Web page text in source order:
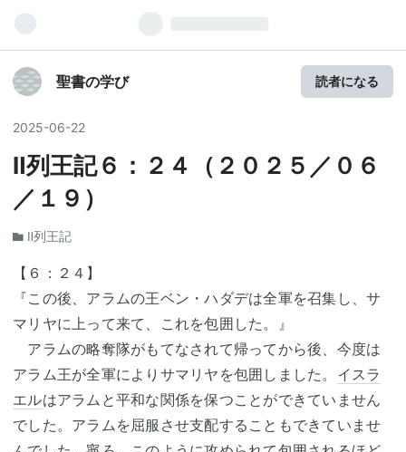
聖書の学び 読者になる
2025-06-22
Ⅱ列王記６：２４（２０２５／０６
／１９）
Ⅱ列王記
【６：２４】
『この後、アラムの王ベン・ハダデは全軍を召集し、サ
マリヤに上って来て、これを包囲した。』
アラムの略奪隊がもてなされて帰ってから後、今度は
アラム王が全軍によりサマリヤを包囲しました。 イスラ
エルはアラムと平和な関係を保つことができていません
でした。アラムを屈服させ支配することもできていませ